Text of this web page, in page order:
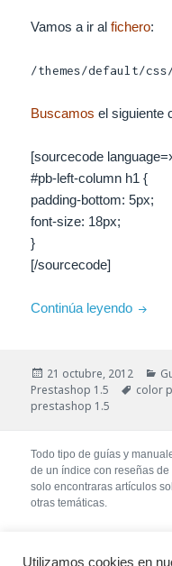
Vamos a ir alfichero:
/themes/default/
Buscamos el siguiente
[sourcecode
#pb-left-column h1 {
padding-bottom: 5px;
font-size: 18px;
}
[/sourcecode]
Continúa leyendo Guía
Publicado
el
21 octubre, 2012
Prestashop 1.5
color
prestashop 1.5
Todo tipo de guías y
de un índice con reseñas de
solo encontraras artículos
otras temáticas.
Utilizamos cookies en